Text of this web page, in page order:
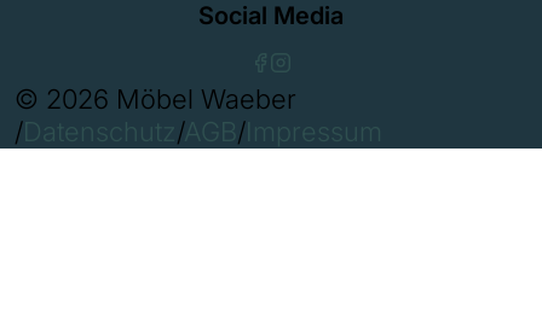
Social Media
© 2026 Möbel Waeber
/Datenschutz/AGB/Impressum